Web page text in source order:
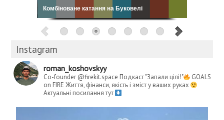
Комбіноване катання на Буковелі
Instagram
roman_koshovskyy
Co-founder @firekit.space Подкаст "Запали цілі!"
GOALS
on FIRE Життя, фінанси, якість і зміст у ваших руках
Актуальні посилання тут